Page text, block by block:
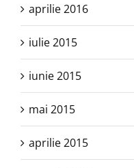
aprilie 2016
iulie 2015
iunie 2015
mai 2015
aprilie 2015